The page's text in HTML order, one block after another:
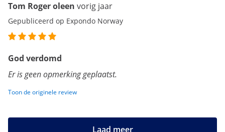
Tom Roger oleen vorig jaar
Gepubliceerd op Expondo Norway
God verdomd
Er is geen opmerking geplaatst.
Toon de originele review
Laad meer